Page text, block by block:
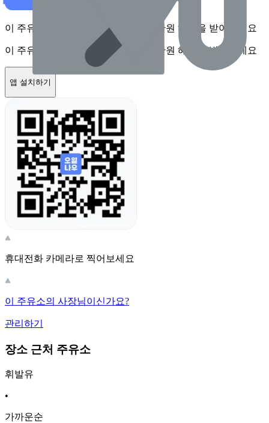
이 주유소를 앱에서 확인하고 최대 1만원 혜택을 받아보세요
이 주유소를 앱에서 확인하고 최대 1만원 혜택을 받아보세요
앱 설치하기
휴대전화 카메라로 찍어보세요
이 주유소의 사장님이신가요?
관리하기
장소 근처 주유소
휘발유
•
가까운순